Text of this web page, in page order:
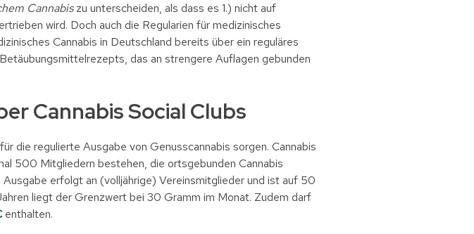
Cannabiszu unterscheiden, als dass es 1.) nicht auf
wird. Doch auch die Regularien für medizinisches
Cannabis in Deutschland bereits über ein reguläres
das an strengere Auflagen gebunden
Cannabis Social Clubs
die regulierte Ausgabe von Genusscannabis sorgen. Cannabis
500 Mitgliedern bestehen, die ortsgebunden Cannabis
erfolgt an (volljährige) Vereinsmitglieder und ist auf 50
liegt der Grenzwert bei 30 Gramm im Monat. Zudem darf
enthalten.